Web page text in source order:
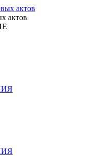
актов